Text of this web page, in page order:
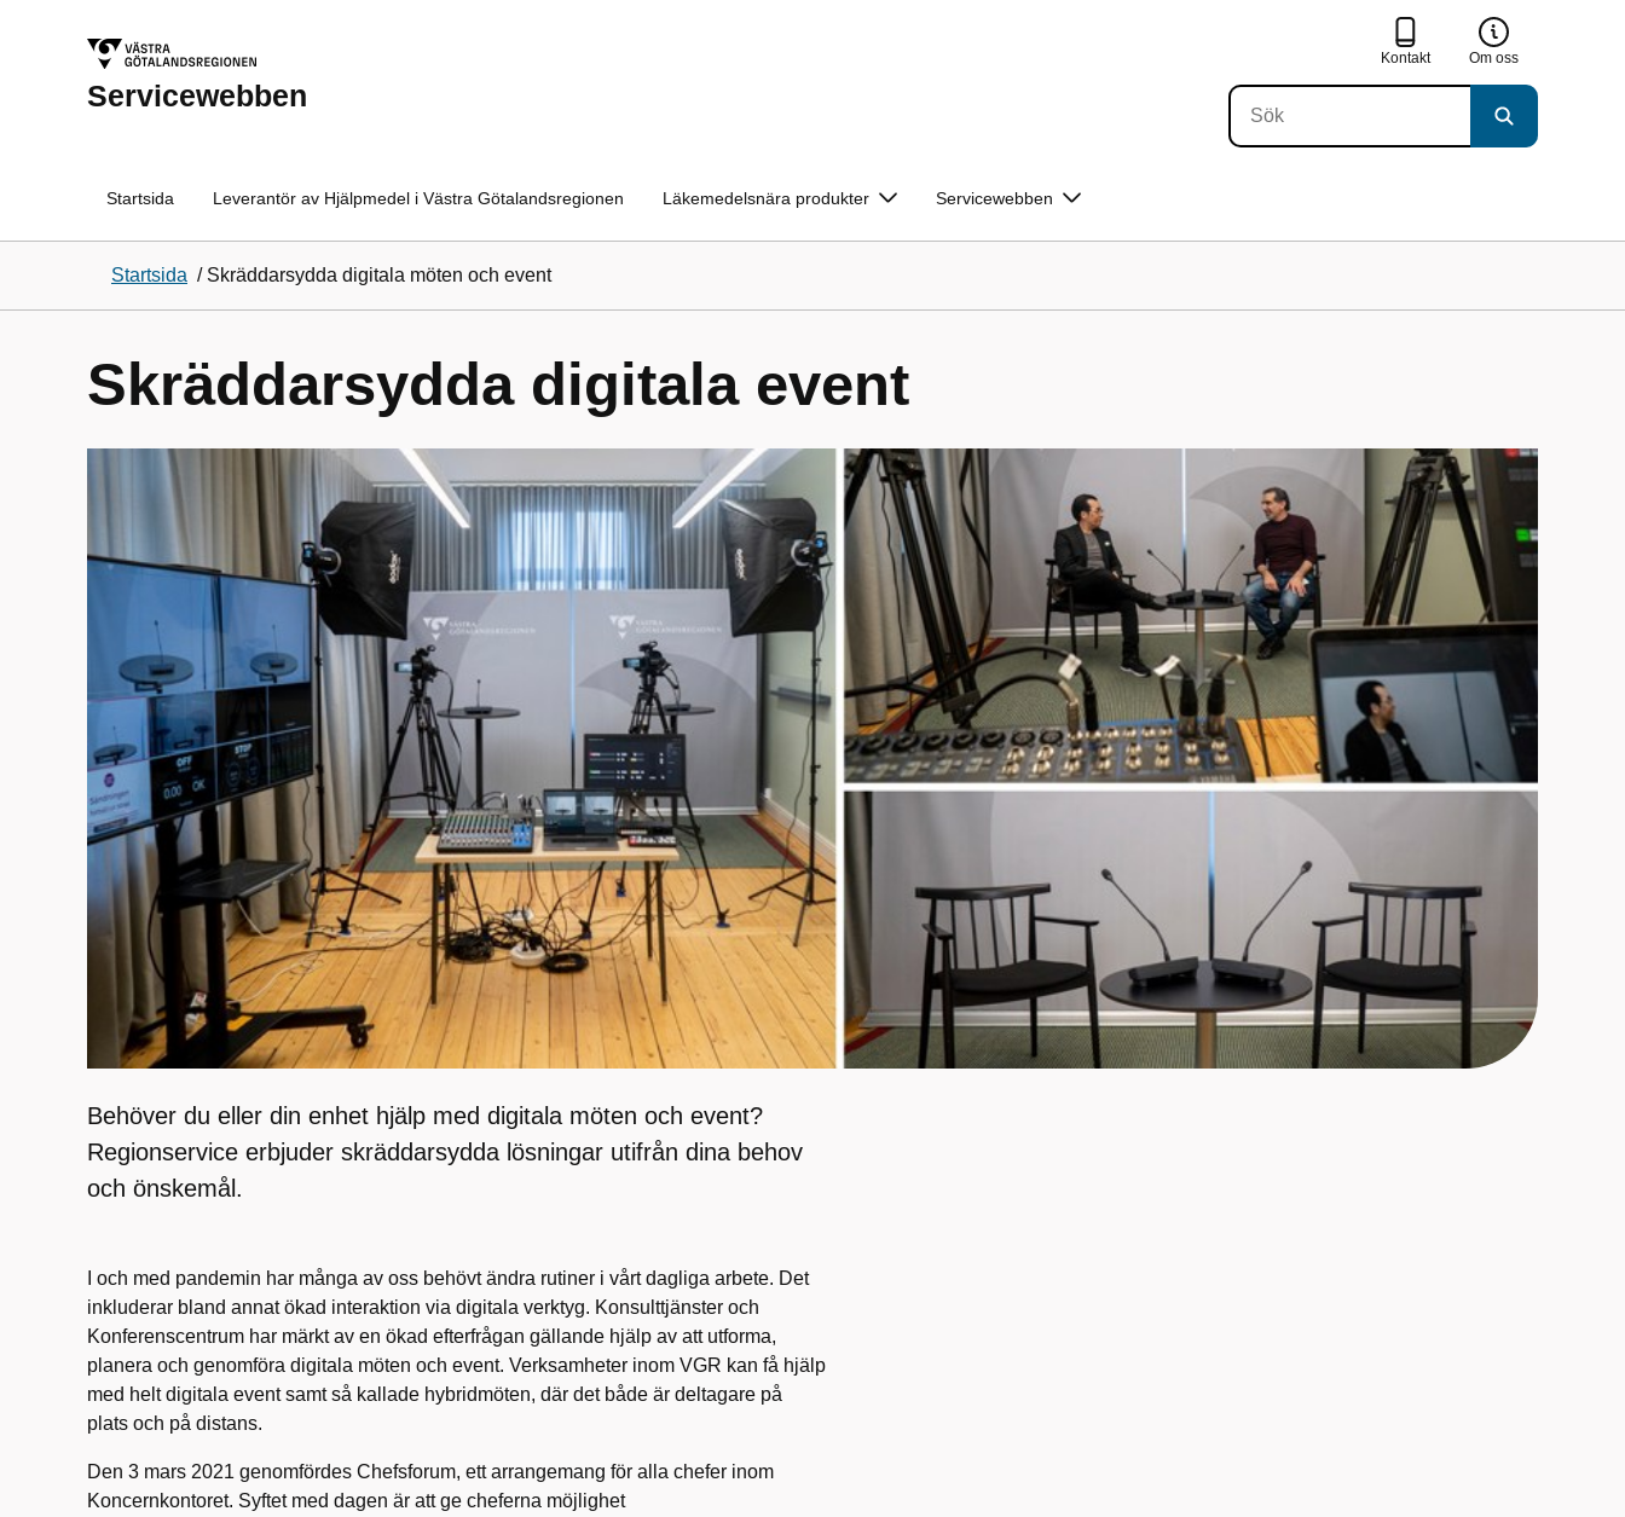
Servicewebben
Kontakt Om oss
Startsida Leverantör av Hjälpmedel i Västra Götalandsregionen Läkemedelsnära produkter Servicewebben
Startsida / Skräddarsydda digitala möten och event
Skräddarsydda digitala event
Behöver du eller din enhet hjälp med digitala möten och event?
Regionservice erbjuder skräddarsydda lösningar utifrån dina behov
och önskemål.
I och med pandemin har många av oss behövt ändra rutiner i vårtdagliga arbete. Det
inkluderar bland annat ökad interaktion via digitala verktyg. Konsulttjänster och
Konferenscentrum har märkt av en ökad efterfrågan gällande hjälp av att utforma,
planera och genomföra digitala möten och event. Verksamheter inom VGR kan få hjälp
med helt digitala event samt så kallade hybridmöten, där det både är deltagare på
plats och på distans.
Den 3 mars 2021 genomfördes Chefsforum, ett arrangemang för alla chefer inom
Koncernkontoret. Syftet med dagen är att ge cheferna möjlighet